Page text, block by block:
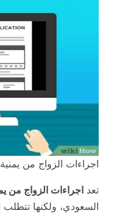
اجراءات الزواج من يمنية
تعد اجراءات الزواج من
السعودي، ولكنها تتطلب